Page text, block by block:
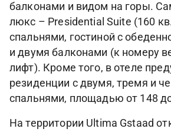
балконами и видом на горы.
люкс – Presidential Suite (160
спальнями, гостиной с
и двумя балконами (к номеру
лифт). Кроме того, в отеле
резиденции с двумя, тремя и
спальнями, площадью от 148
На территории Ultima Gstaad